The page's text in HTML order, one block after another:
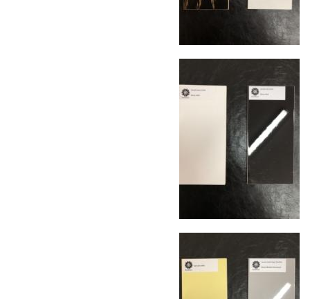
дверных блоков в квартиры и офисы с
использованием лифтов или монтажных
распаковывают товар и устанавливают его в
— полная
очистка помещения от тары и упаковки
— осмотр товара на
Москве осуществляется в течение 3-5 рабочих
дней. Для Московской области сроки зависят